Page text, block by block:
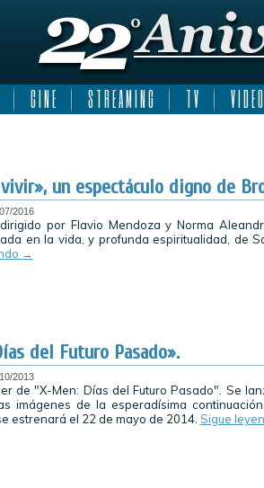
C I N E S T R E A M I N G T V V I D E O
un espectáculo digno de
2016
por Flavio Mendoza y Norma
en la vida, y profunda espiritualidad, de
→
del Futuro Pasado».
2013
de "X-Men: Días del Futuro Pasado". Se
imágenes de la esperadísima
estrenará el 22 de mayo de 2014. Sigue